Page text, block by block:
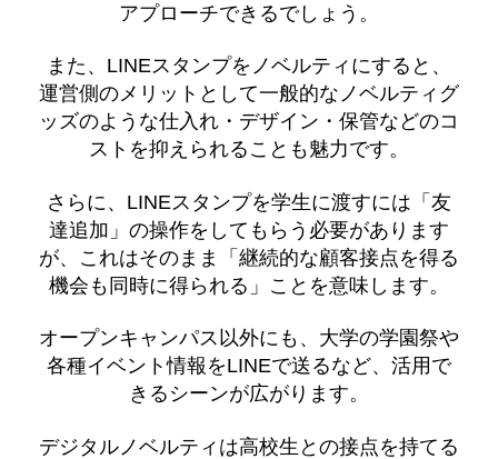
アプローチできるでしょう。
また、LINEスタンプをノベルティにすると、
運営側のメリットとして一般的なノベルティグ
ッズのような仕入れ・デザイン・保管などのコ
ストを抑えられることも魅力です。
さらに、LINEスタンプを学生に渡すには「友
達追加」の操作をしてもらう必要があります
が、これはそのまま「継続的な顧客接点を得る
機会も同時に得られる」ことを意味します。
オープンキャンパス以外にも、大学の学園祭や
各種イベント情報をLINEで送るなど、活用で
きるシーンが広がります。
デジタルノベルティは高校生との接点を持てる